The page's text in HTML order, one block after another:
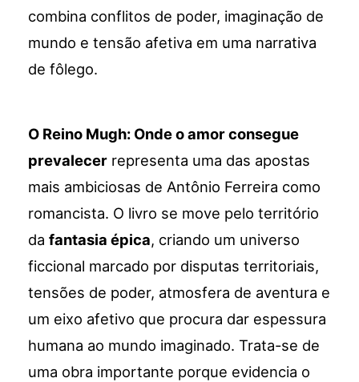
combina conflitos de poder, imaginação de
mundo e tensão afetiva em uma narrativa
de fôlego.
O Reino Mugh: Onde o amor consegue
prevalecer representa uma das apostas
mais ambiciosas de Antônio Ferreira como
romancista. O livro se move pelo território
dafantasia épica, criando um universo
ficcional marcado por disputas territoriais,
tensões de poder, atmosfera de aventura e
um eixo afetivo que procura dar espessura
humana ao mundo imaginado. Trata-se de
uma obra importante porque evidencia o